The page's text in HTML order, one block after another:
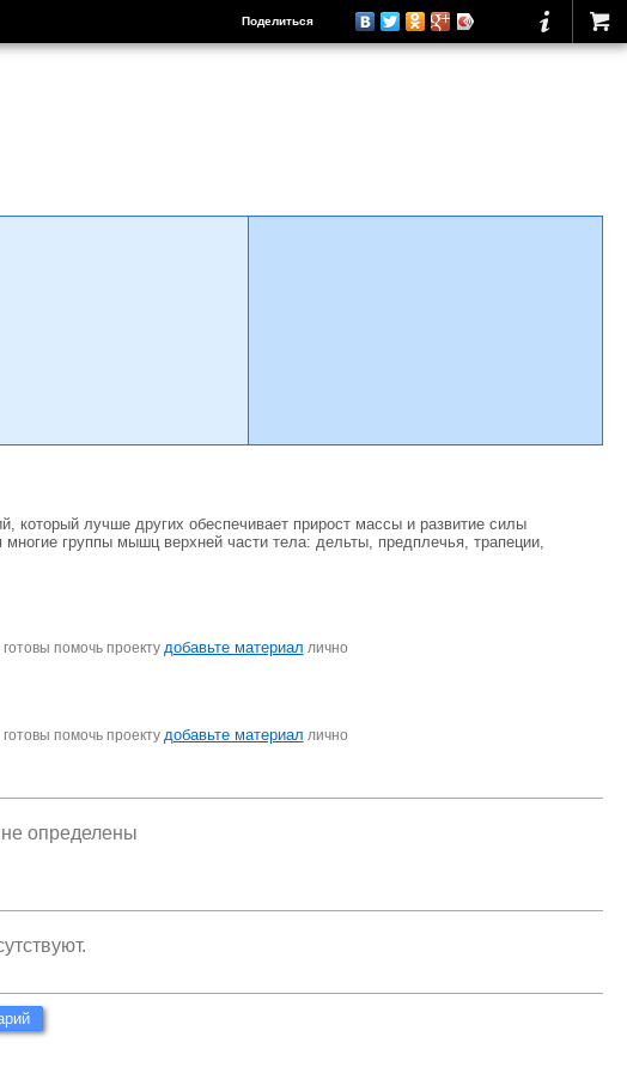
Поделиться
который лучше других обеспечивает прирост массы и развитие силы
группы мышц верхней части тела: дельты, предплечья, трапеции,
помочь проекту добавьте материал лично
помочь проекту добавьте материал лично
определены